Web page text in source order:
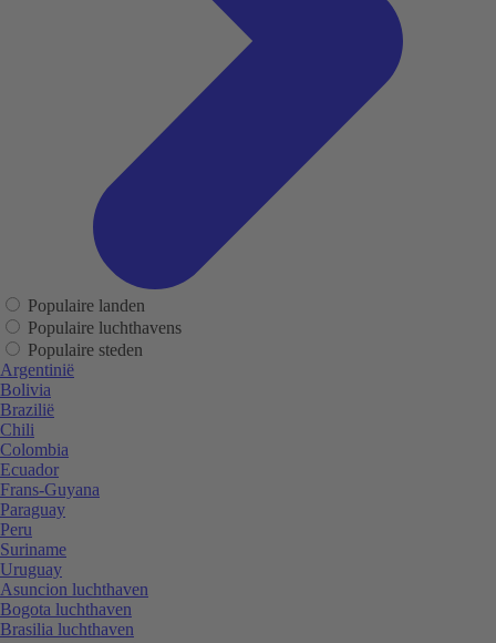
Populaire landen
Populaire luchthavens
Populaire steden
Argentinië
Bolivia
Brazilië
Chili
Colombia
Ecuador
Frans-Guyana
Paraguay
Peru
Suriname
Uruguay
Asuncion luchthaven
Bogota luchthaven
Brasilia luchthaven